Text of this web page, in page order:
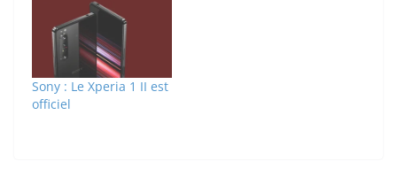
Sony : Le Xperia 1 II est
officiel